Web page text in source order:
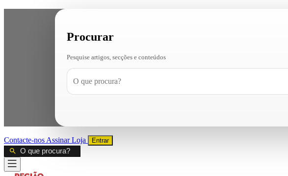
Procurar
Pesquise artigos, secções e conteúdos
Contacte-nos AssinarLoja Entrar